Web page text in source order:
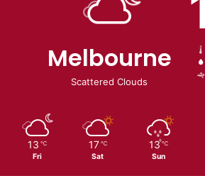
Melbourne
Scattered Clouds
13 ℃
Fri
17 ℃
Sat
13 ℃
Sun